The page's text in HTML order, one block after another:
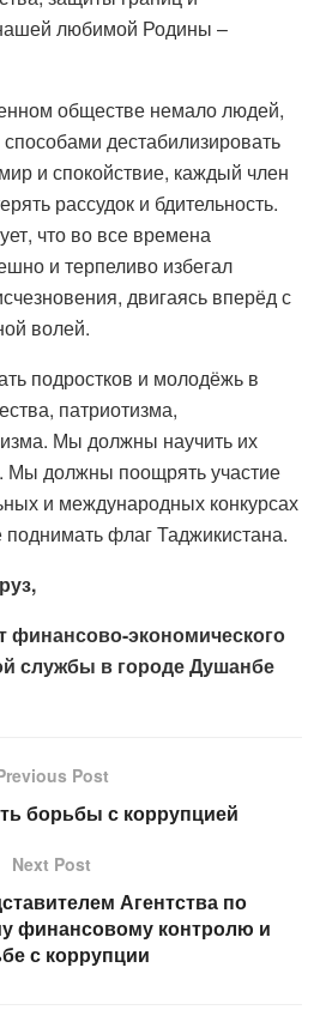
любимой Родины –
обществе немало людей,
дестабилизировать
и спокойствие, каждый член
рассудок и бдительность.
что во все времена
и терпеливо избегал
двигаясь вперёд с
волей.
подростков и молодёжь в
патриотизма,
Мы должны научить их
Мы должны поощрять участие
и международных конкурсах
флаг Таджикистана.
финансово-экономического
службы в городе Душанбе
Post
борьбы с коррупцией
Next Post
Агентства по
финансовому контролю и
с коррупции